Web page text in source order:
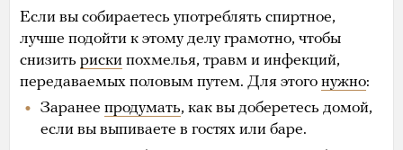
Если вы собираетесь употреблять спиртное,
лучше подойти к этому делу грамотно, чтобы
снизить риски похмелья, травм и инфекций,
передаваемых половым путем. Для этого нужно:
Заранее продумать, как вы доберетесь домой,
если вы выпиваете в гостях или баре.